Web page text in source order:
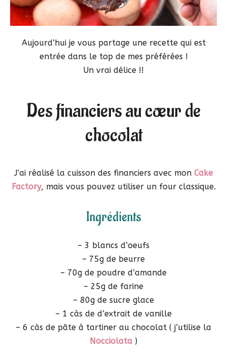
Aujourd’hui je vous partage une recette qui est
entrée dans le top de mes préférées !
Un vrai délice !!
Des financiers au cœur de
chocolat
J’ai réalisé la cuisson des financiers avec mon Cake
Factory, mais vous pouvez utiliser un four classique.
Ingrédients
– 3 blancs d’oeufs
– 75g de beurre
– 70g de poudre d’amande
– 25g de farine
– 80g de sucre glace
– 1 càs de d’extrait de vanille
– 6 càs de pâte à tartiner au chocolat ( j’utilise la
Nocciolata )